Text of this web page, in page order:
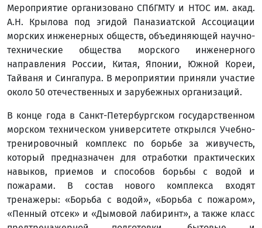
Мероприятие организовано СПбГМТУ и НТОС им. акад.
А.Н. Крылова под эгидой Паназиатской Ассоциации
морских инженерных обществ, объединяющей научно-
технические общества морского инженерного
направления России, Китая, Японии, Южной Кореи,
Тайваня и Сингапура. В мероприятии приняли участие
около 50 отечественных и зарубежных организаций.
В конце года в Санкт-Петербургском государственном
морском техническом университете открылся Учебно-
тренировочный комплекс по борьбе за живучесть,
который предназначен для отработки практических
навыков, приемов и способов борьбы с водой и
пожарами. В состав нового комплекса входят
тренажеры: «Борьба с водой», «Борьба с пожаром»,
«Пенный отсек» и «Дымовой лабиринт», а также класс